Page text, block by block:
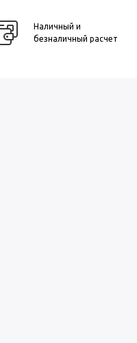
Наличный и
безналичный расчет